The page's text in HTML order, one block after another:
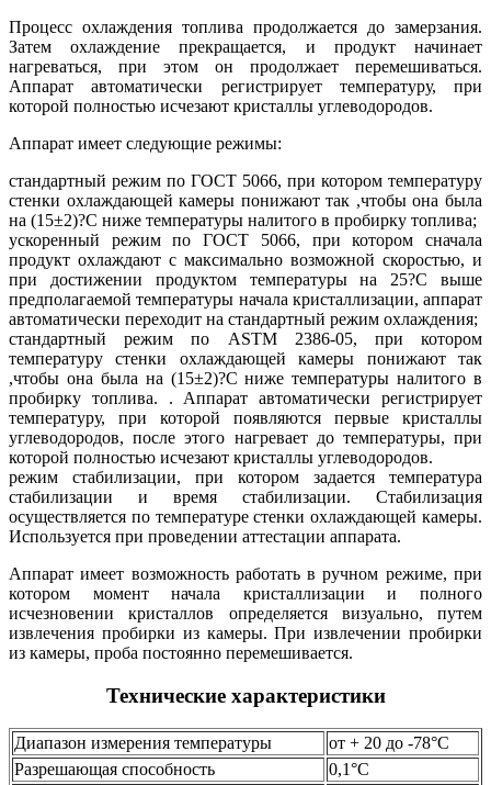
Процесс охлаждения топлива продолжается до замерзания.
Затем охлаждение прекращается, и продукт начинает
нагреваться, при этом он продолжает перемешиваться.
Аппарат автоматически регистрирует температуру, при
которой полностью исчезают кристаллы углеводородов.
Аппарат имеет следующие режимы:
стандартный режим по ГОСТ 5066, при котором температуру
стенки охлаждающей камеры понижают так ,чтобы она была
на (15±2)?С ниже температуры налитого в пробирку топлива;
ускоренный режим по ГОСТ 5066, при котором сначала
продукт охлаждают с максимально возможной скоростью, и
при достижении продуктом температуры на 25?С выше
предполагаемой температуры начала кристаллизации, аппарат
автоматически переходит на стандартный режим охлаждения;
стандартный режим по ASTM 2386-05, при котором
температуру стенки охлаждающей камеры понижают так
,чтобы она была на (15±2)?С ниже температуры налитого в
пробирку топлива. . Аппарат автоматически регистрирует
температуру, при которой появляются первые кристаллы
углеводородов, после этого нагревает до температуры, при
которой полностью исчезают кристаллы углеводородов.
режим стабилизации, при котором задается температура
стабилизации и время стабилизации. Стабилизация
осуществляется по температуре стенки охлаждающей камеры.
Используется при проведении аттестации аппарата.
Аппарат имеет возможность работать в ручном режиме, при
котором момент начала кристаллизации и полного
исчезновении кристаллов определяется визуально, путем
извлечения пробирки из камеры. При извлечении пробирки
из камеры, проба постоянно перемешивается.
Технические характеристики
Диапазон измерения температуры
от + 20 до -78°C
Разрешающая способность
0,1°C